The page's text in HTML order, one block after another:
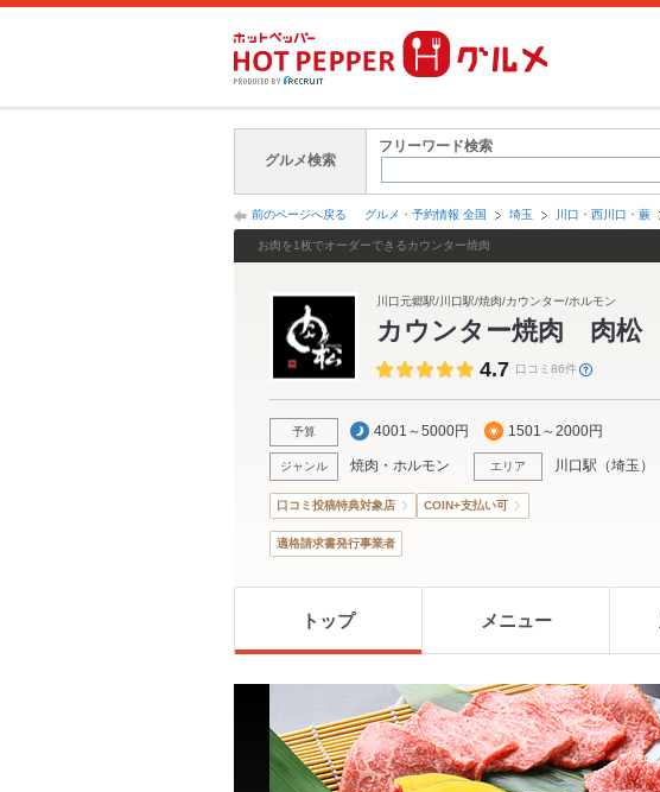
グルメ検索
フリーワード検索
前のページへ戻る グルメ・予約情報 全国 埼玉 川口・西川口・蕨
お肉を1枚でオーダーできるカウンター焼肉
川口元郷駅/川口駅/焼肉/カウンター/ホルモン
カウンター焼肉 肉松
4.7 口コミ86件
予算 4001～5000円 1501～2000円
ジャンル 焼肉・ホルモン エリア 川口駅 （埼玉 ）
口コミ投稿特典対象店 COIN+支払い可
適格請求書発行事業者
トップ メニュー